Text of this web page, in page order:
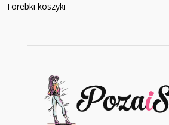
Torebki koszyki